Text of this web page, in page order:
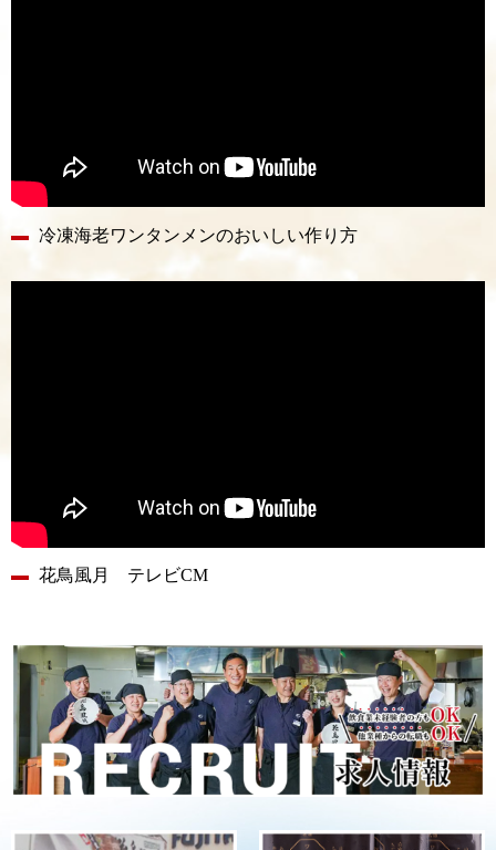
冷凍海老ワンタンメンのおいしい作り方
花鳥風月 テレビCM